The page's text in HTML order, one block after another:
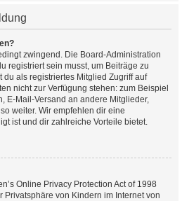
zwingend. Die Board-Administration
registriert sein musst, um Beiträge zu
du als registriertes Mitglied Zugriff auf
nicht zur Verfügung stehen: zum Beispiel
E-Mail-Versand an andere Mitglieder,
weiter. Wir empfehlen dir eine
ist und dir zahlreiche Vorteile bietet.
Online Privacy Protection Act of 1998
Privatsphäre von Kindern im Internet von